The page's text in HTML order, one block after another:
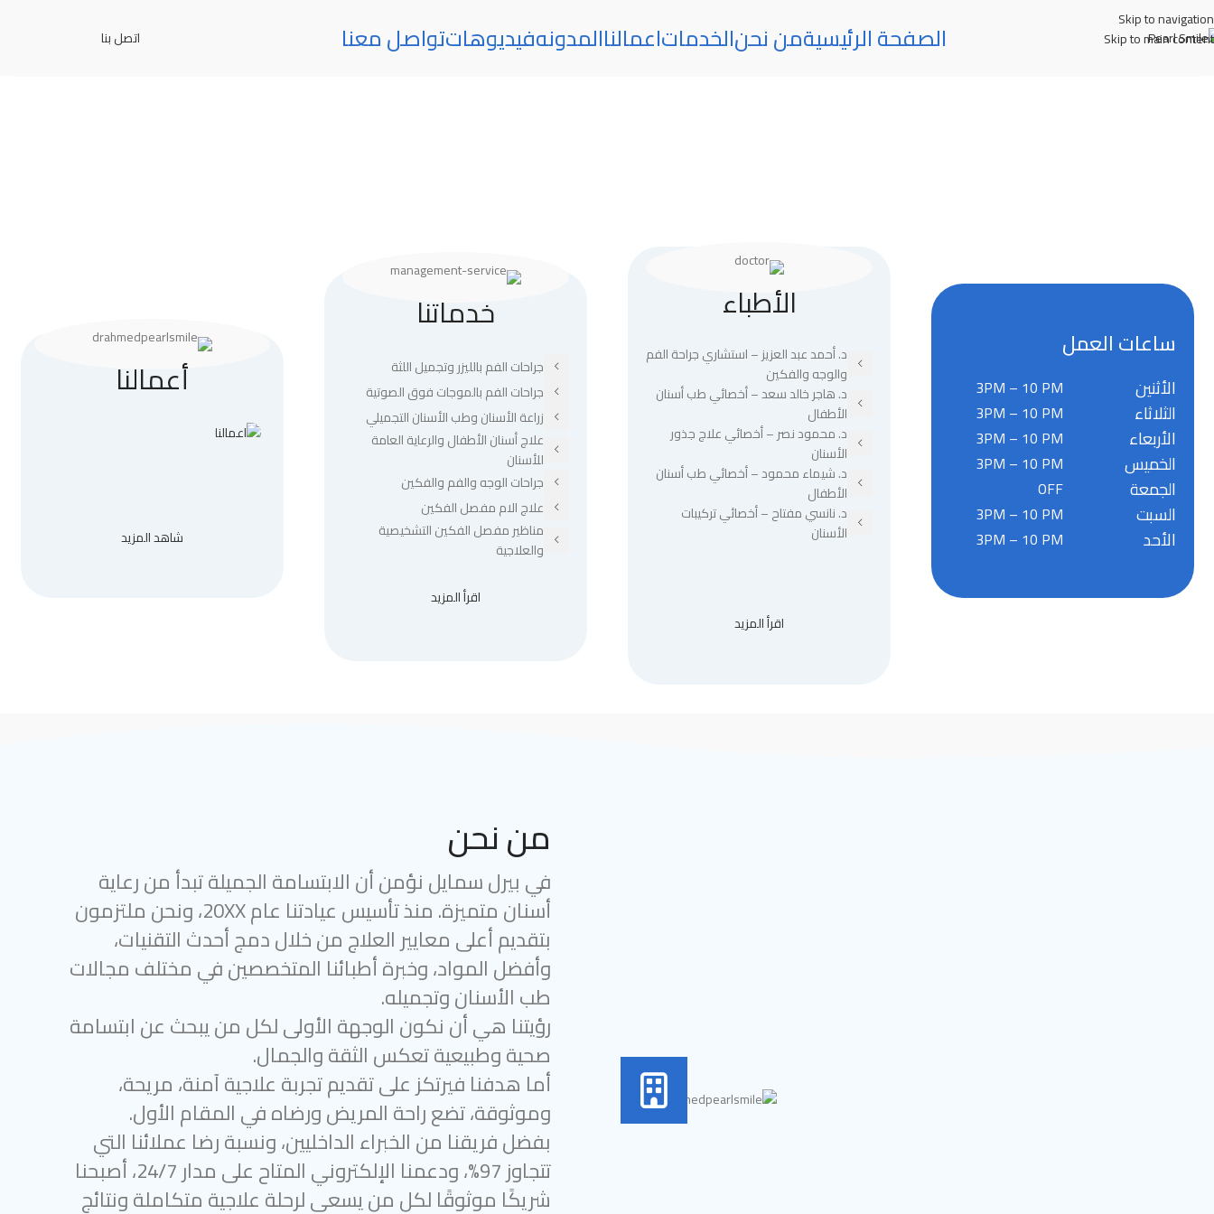
Skip to navigation
Skip to main content
الصفحة الرئيسيةمن نحنالخدماتاعمالناالمدونهفيديوهاتتواصل معنا اتصل بنا
ساعات العمل
3PM – 10 PM الأثنين
3PM – 10 PM الثلاثاء
3PM – 10 PM الأربعاء
3PM – 10 PM الخميس
OFF الجمعة
3PM – 10 PM السبت
3PM – 10 PM الأحد
الأطباء
د. أحمد عبد العزيز – استشاري جراحة الفم
والوجه والفكين
د. هاجر خالد سعد – أخصائي طب أسنان
الأطفال
د. محمود نصر – أخصائي علاج جذور
الأسنان
د. شيماء محمود – أخصائي طب أسنان
الأطفال
د. نانسي مفتاح – أخصائي تركيبات
الأسنان
اقرأ المزيد
خدماتنا
جراحات الفم بالليزر وتجميل اللثة
جراحات الفم بالموجات فوق الصوتية
زراعة الأسنان وطب الأسنان التجميلي
علاج أسنان الأطفال والرعاية العامة
للأسنان
جراحات الوجه والفم والفكين
علاج الام مفصل الفكين
مناظير مفصل الفكين التشخيصية
والعلاجية
اقرأ المزيد
أعمالنا
شاهد المزيد
من نحن
في بيرل سمايل نؤمن أن الابتسامة الجميلة تبدأ من رعاية
أسنان متميزة. منذ تأسيس عيادتنا عام 20XX، ونحن ملتزمون
بتقديم أعلى معايير العلاج من خلال دمج أحدث التقنيات،
وأفضل المواد، وخبرة أطبائنا المتخصصين في مختلف مجالات
طب الأسنان وتجميله.
رؤيتنا هي أن نكون الوجهة الأولى لكل من يبحث عن ابتسامة
صحية وطبيعية تعكس الثقة والجمال.
أما هدفنا فيرتكز على تقديم تجربة علاجية آمنة، مريحة،
وموثوقة، تضع راحة المريض ورضاه في المقام الأول.
بفضل فريقنا من الخبراء الداخليين، ونسبة رضا عملائنا التي
تتجاوز 97%، ودعمنا الإلكتروني المتاح على مدار 24/7، أصبحنا
شريكًا موثوقًا لكل من يسعى لرحلة علاجية متكاملة ونتائج